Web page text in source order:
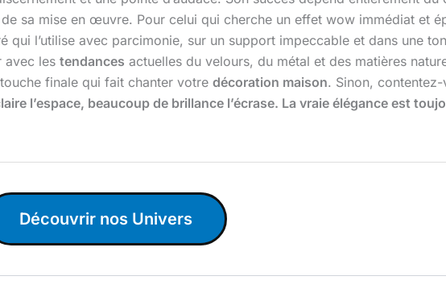
sa mise en œuvre. Pour celui qui cherche un effet wow immédiat et
qui l’utilise avec parcimonie, sur un support impeccable et dans une
avec les tendances actuelles du velours, du métal et des matières
finale qui fait chanter votre décoration maison. Sinon,
l’espace, beaucoup de brillance l’écrase. La vraie élégance est
Découvrir nos Univers